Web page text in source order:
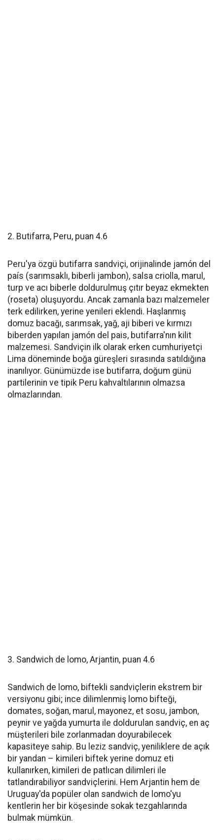
2. Butifarra, Peru, puan 4.6
Peru'ya özgü butifarra sandviçi, orijinalinde jamón del
país (sarımsaklı, biberli jambon), salsa criolla, marul,
turp ve acı biberle doldurulmuş çıtır beyaz ekmekten
(roseta) oluşuyordu. Ancak zamanla bazı malzemeler
terk edilirken, yerine yenileri eklendi. Haşlanmış
domuz bacağı, sarımsak, yağ, aji biberi ve kırmızı
biberden yapılan jamón del pais, butifarra'nın kilit
malzemesi. Sandviçin ilk olarak erken cumhuriyetçi
Lima döneminde boğa güreşleri sırasında satıldığına
inanılıyor. Günümüzde ise butifarra, doğum günü
partilerinin ve tipik Peru kahvaltılarının olmazsa
olmazlarından.
3. Sandwich de lomo, Arjantin, puan 4.6
Sandwich de lomo, biftekli sandviçlerin ekstrem bir
versiyonu gibi; ince dilimlenmiş lomo bifteği,
domates, soğan, marul, mayonez, et sosu, jambon,
peynir ve yağda yumurta ile doldurulan sandviç, en aç
müşterileri bile zorlanmadan doyurabilecek
kapasiteye sahip. Bu leziz sandviç, yeniliklere de açık
bir yandan – kimileri biftek yerine domuz eti
kullanırken, kimileri de patlıcan dilimleri ile
tatlandırabiliyor sandviçlerini. Hem Arjantin hem de
Uruguay'da popüler olan sandwich de lomo'yu
kentlerin her bir köşesinde sokak tezgahlarında
bulmak mümkün.